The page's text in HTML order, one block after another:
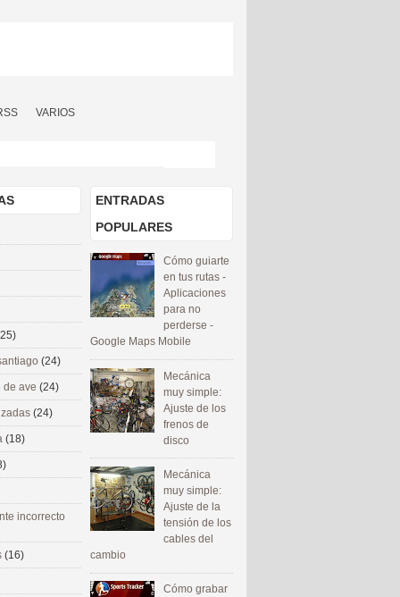
VARIOS
ENTRADAS
POPULARES
Cómo guiarte
en tus rutas -
Aplicaciones
para no
perderse -
Google Maps Mobile
Mecánica
muy simple:
Ajuste de los
frenos de
disco
Mecánica
muy simple:
Ajuste de la
tensión de los
cables del
cambio
Cómo grabar
(24)
de ave (24)
(24)
(18)
incorrecto
(16)